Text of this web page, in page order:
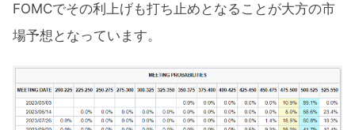
FOMCでその利上げも打ち止めとなることが大方の市
場予想となっています。